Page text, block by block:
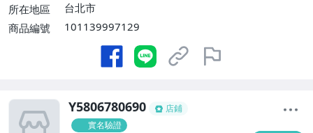
所在地區
台北市
商品編號
101139997129
Y5806780690
店鋪
實名驗證